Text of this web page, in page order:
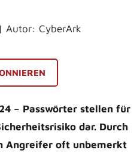
Autor: CyberArk
– Passwörter stellen für
dar. Durch
Angreifer oft unbemerkt